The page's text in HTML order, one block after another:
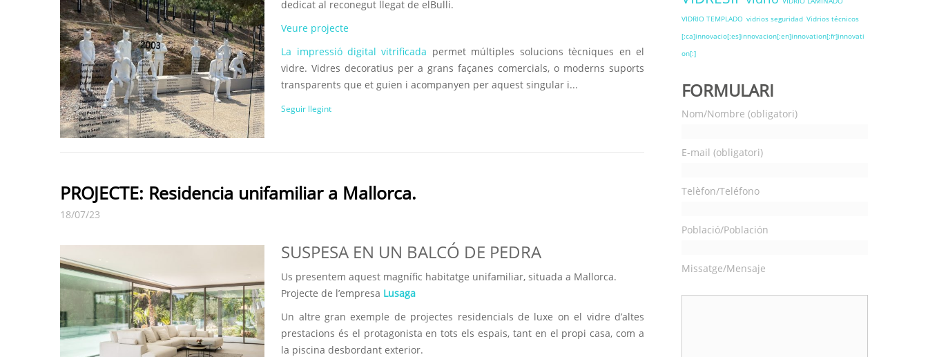
dedicat al reconegut llegat de elBulli.
Veure projecte
La impressió digital vitrificada permet múltiples solucions tècniques en el
vidre. Vidres decoratius per a grans façanes comercials, o moderns suports
transparents que et guien i acompanyen per aquest singular i...
Seguir llegint
PROJECTE: Residencia unifamiliar a Mallorca.
18/07/23
SUSPESA EN UN BALCÓ DE PEDRA
Us presentem aquest magnífic habitatge unifamiliar, situada a Mallorca.
Projecte de l’empresa Lusaga
Un altre gran exemple de projectes residencials de luxe on el vidre d’altes
prestacions és el protagonista en tots els espais, tant en el propi casa, com a
la piscina desbordant exterior.
VIDRIO TEMPLADO vidrios seguridad Vidrios técnicos
[:ca]innovacio[:es]innovacion[:en]innovation[:fr]innovati
on[:]
FORMULARI
Nom/Nombre (obligatori)
E-mail (obligatori)
Telèfon/Teléfono
Població/Población
Missatge/Mensaje